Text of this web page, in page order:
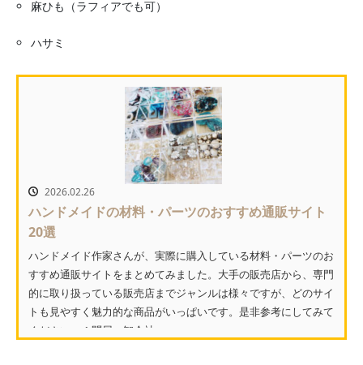
麻ひも（ラフィアでも可）
ハサミ
2026.02.26
ハンドメイドの材料・パーツのおすすめ通販サイト
20選
ハンドメイド作家さんが、実際に購入している材料・パーツのお
すすめ通販サイトをまとめてみました。大手の販売店から、専門
的に取り扱っている販売店までジャンルは様々ですが、どのサイ
トも見やすく魅力的な商品がいっぱいです。是非参考にしてみて
ください。 1.問屋・卸会社...